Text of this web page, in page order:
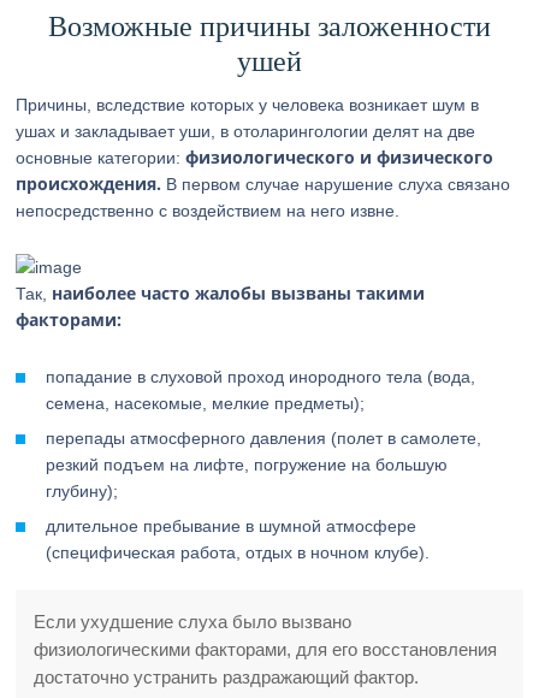
Возможные причины заложенности
ушей
Причины, вследствие которых у человека возникает шум в
ушах и закладывает уши, в отоларингологии делят на две
основные категории:физиологического и физического
происхождения. В первом случае нарушение слуха связано
непосредственно с воздействием на него извне.
Так, наиболее часто жалобы вызваны такими
факторами:
попадание в слуховой проход инородного тела (вода,
семена, насекомые, мелкие предметы);
перепады атмосферного давления (полет в самолете,
резкий подъем на лифте, погружение на большую
глубину);
длительное пребывание в шумной атмосфере
(специфическая работа, отдых в ночном клубе).
Если ухудшение слуха было вызвано
физиологическими факторами, для его восстановления
достаточно устранить раздражающий фактор.